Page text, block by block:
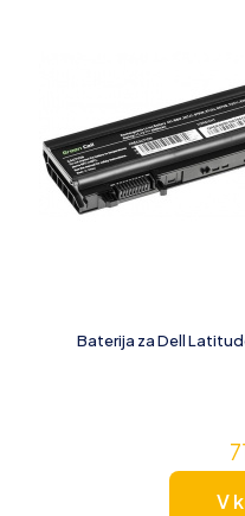
Baterija za Dell
V